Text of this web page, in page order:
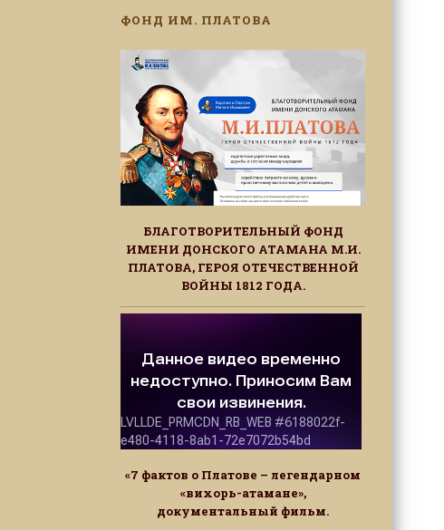
ФОНД ИМ. ПЛАТОВА
БЛАГОТВОРИТЕЛЬНЫЙ ФОНД
ИМЕНИ ДОНСКОГО АТАМАНА М.И.
ПЛАТОВА, ГЕРОЯ ОТЕЧЕСТВЕННОЙ
ВОЙНЫ 1812 ГОДА.
«7 фактов о Платове – легендарном
«вихорь-атамане»,
документальный фильм.